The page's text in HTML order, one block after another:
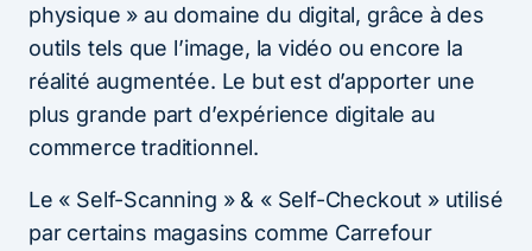
physique »​ au domaine du digital, grâce à des
outils tels que l’image, la vidéo ou encore la
réalité augmentée. Le but est d’apporter une
plus grande part d’expérience digitale au
commerce traditionnel.
Le «​ ​Self-Scanning »​ & « ​Self-Checkout »​ utilisé
par certains magasins comme Carrefour